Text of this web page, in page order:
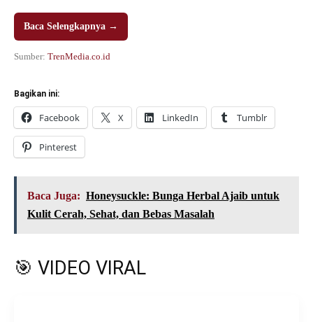
Baca Selengkapnya →
Sumber: TrenMedia.co.id
Bagikan ini:
Facebook X LinkedIn Tumblr
Pinterest
Baca Juga: Honeysuckle: Bunga Herbal Ajaib untuk
Kulit Cerah, Sehat, dan Bebas Masalah
🎯 VIDEO VIRAL